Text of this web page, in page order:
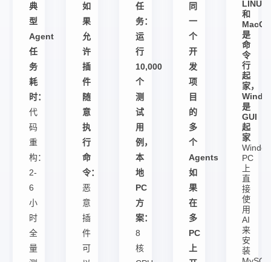
典
型
Agent
任
务
耗
时：
代
码
重
构：
2-
6
小
时
全
量
如
果
允
许
插
件
随
意
执
行
命
令：
恶
意
插
件
可
任
务：
运
行
10,000
个
测
试
用
例，
本
地
PC
方
案：
8
核
同
一
个
开
发
项
目
的
多
个
Agents
如
果
在
多
PC
上
LINUX
和
MacOS
是
命
令
行
起
家，
是
GUI
起
家
PC
上
直
接
使
用
AI
来
安
装